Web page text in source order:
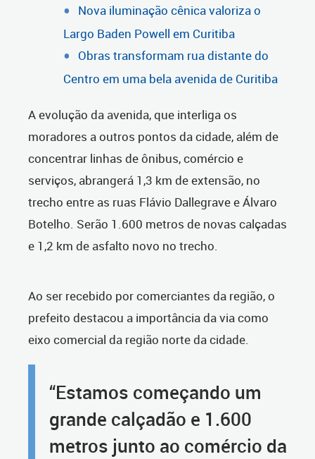
Nova iluminação cênica valoriza o
Largo Baden Powell em Curitiba
Obras transformam rua distante do
Centro em uma bela avenida de Curitiba
A evolução da avenida, que interliga os
moradores a outros pontos da cidade, além de
concentrar linhas de ônibus, comércio e
serviços, abrangerá 1,3 km de extensão, no
trecho entre as ruas Flávio Dallegrave e Álvaro
Botelho. Serão 1.600 metros de novas calçadas
e 1,2 km de asfalto novo no trecho.
Ao ser recebido por comerciantes da região, o
prefeito destacou a importância da via como
eixo comercial da região norte da cidade.
“Estamos começando um
grande calçadão e 1.600
metros junto ao comércio da